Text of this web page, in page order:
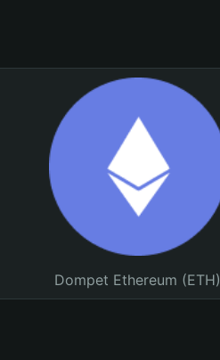
Dompet Ethereum (ETH)